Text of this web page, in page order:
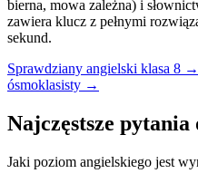
bierna, mowa zależna) i
zawiera klucz z pełnymi
sekund.
Sprawdziany angielski klasa 8 →
ósmoklasisty →
Najczęstsze
Jaki poziom angielskiego jest